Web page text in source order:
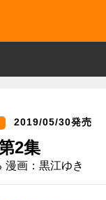
2019/05/30発売
2集
漫画：黒江ゆき